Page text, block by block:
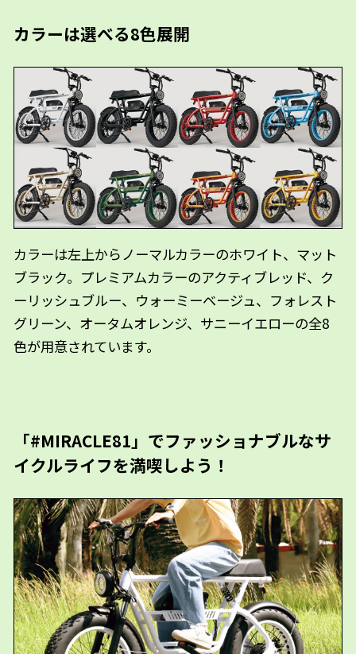
カラーは選べる8色展開
カラーは左上からノーマルカラーのホワイト、マット
ブラック。プレミアムカラーのアクティブレッド、ク
ーリッシュブルー、ウォーミーベージュ、フォレスト
グリーン、オータムオレンジ、サニーイエローの全8
色が用意されています。
「#MIRACLE81」でファッショナブルなサ
イクルライフを満喫しよう！